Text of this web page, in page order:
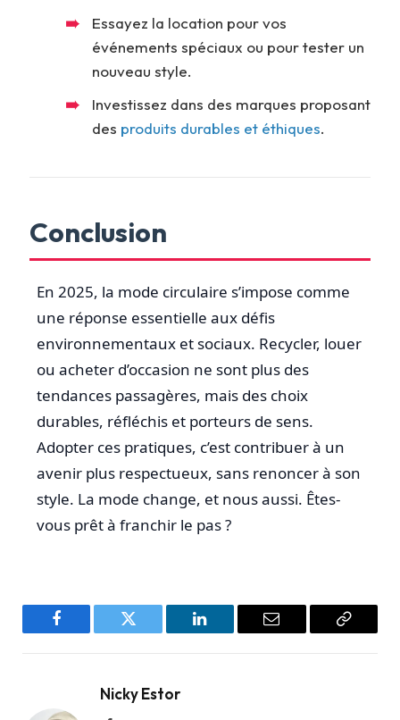
Essayez la location pour vos
événements spéciaux ou pour tester un
nouveau style.
Investissez dans des marques proposant
des produits durables et éthiques.
Conclusion
En 2025, la mode circulaire s’impose comme
une réponse essentielle aux défis
environnementaux et sociaux. Recycler, louer
ou acheter d’occasion ne sont plus des
tendances passagères, mais des choix
durables, réfléchis et porteurs de sens.
Adopter ces pratiques, c’est contribuer à un
avenir plus respectueux, sans renoncer à son
style. La mode change, et nous aussi. Êtes-
vous prêt à franchir le pas ?
Facebook Twitter LinkedIn Email
Copy
Nicky Estor